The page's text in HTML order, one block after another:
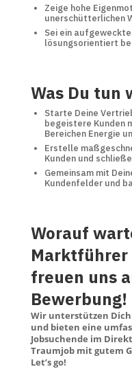
Zeige hohe
unerschütterlichen
Sei ein
lösungsorientiert
Was Du tun
Starte Deine
begeistere Kunden
Bereichen Energie
Erstelle
Kunden und
Gemeinsam mit
Kundenfelder und
Worauf
Marktführer
freuen uns
Bewerbung!
Wir unterstützen
und bieten eine
Jobsuchende im
Traumjob mit gutem
Let’s go!